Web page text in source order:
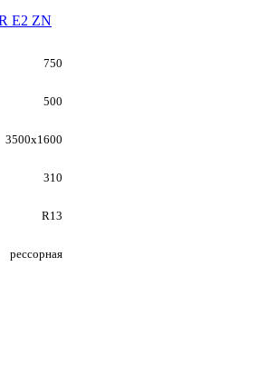
E2 ZN
750
500
3500х1600
310
R13
рессорная